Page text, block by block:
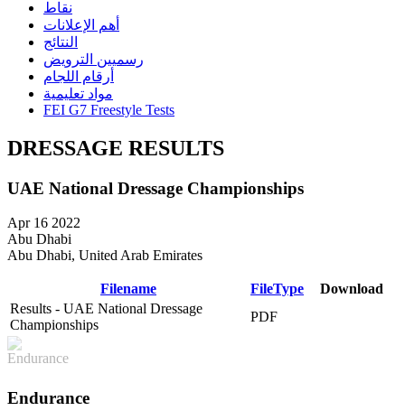
نقاط
أهم الإعلانات
النتائج
رسميين الترويض
أرقام اللجام
مواد تعليمية
FEI G7 Freestyle Tests
DRESSAGE RESULTS
UAE National Dressage Championships
Apr 16 2022
Abu Dhabi
Abu Dhabi, United Arab Emirates
Filename FileType
Download
Results - UAE National Dressage
Championships
PDF
Endurance